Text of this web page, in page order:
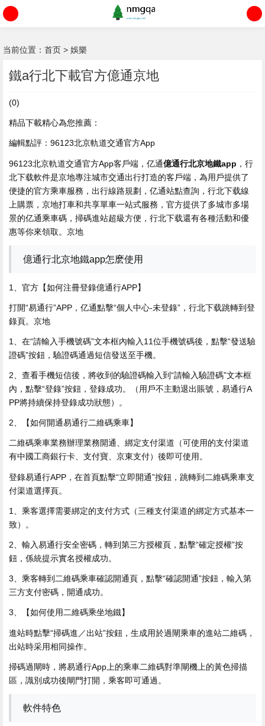
当前位置： 首页 > 娛樂
鐵a行北下載官方億通京地
(0)
精品下載精心為您推薦：
編輯點評：96123北京軌道交通官方App
96123北京軌道交通官方App客戶端，亿通億通行北京地鐵app ，行
北下载軟件是京地專注城市交通出行打造的客戶端，為用戶提供了
便捷的官方乘車服務，出行線路規劃，亿通站點查詢，行北下载線
上購票，京地打車和共享單車一站式服務，官方提供了多城市多場
景的亿通乘車碼，掃碼進站超級方便，行北下载還有各種活動和優
惠等你來領取。京地
億通行北京地鐵app怎麽使用
1、官方【如何注冊登錄億通行APP】
打開“易通行”APP，亿通點擊“個人中心-未登錄”，行北下载跳轉到登
錄頁。京地
1、在“請輸入手機號碼”文本框內輸入11位手機號碼後，點擊“發送驗
證碼”按鈕，驗證碼通過短信發送至手機。
2、查看手機短信後，將收到的驗證碼輸入到“請輸入驗證碼”文本框
內，點擊“登錄”按鈕，登錄成功。（用戶不主動退出賬號，易通行A
PP將持續保持登錄成功狀態）。
2、【如何開通易通行二維碼乘車】
二維碼乘車業務辦理業務開通、綁定支付渠道（可使用的支付渠道
有中國工商銀行卡、支付寶、京東支付）後即可使用。
登錄易通行APP，在首頁點擊“立即開通”按鈕，跳轉到二維碼乘車支
付渠道選擇頁。
1、乘客選擇需要綁定的支付方式（三種支付渠道的綁定方式基本一
致）。
2、輸入易通行安全密碼，轉到第三方授權頁，點擊“確定授權”按
鈕，係統提示實名授權成功。
3、乘客轉到二維碼乘車確認開通頁，點擊“確認開通”按鈕，輸入第
三方支付密碼，開通成功。
3、【如何使用二維碼乘坐地鐵】
進站時點擊“掃碼進／出站”按鈕，生成用於過閘乘車的進站二維碼，
出站時采用相同操作。
掃碼過閘時，將易通行App上的乘車二維碼對準閘機上的黃色掃描
區，識別成功後閘門打開，乘客即可通過。
軟件特色